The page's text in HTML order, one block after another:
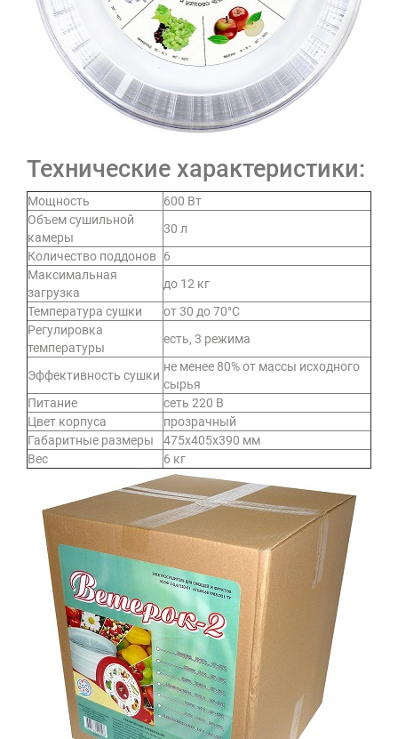
Технические характеристики:
Мощность
600 Вт
Объем сушильной
камеры
30 л
Количество поддонов 6
Максимальная
загрузка
до 12 кг
Температура сушки
от 30 до 70°C
Регулировка
температуры
есть, 3 режима
Эффективность сушки
не менее 80% от массы исходного
сырья
Питание
сеть 220 В
Цвет корпуса
прозрачный
Габаритные размеры
475х405х390 мм
Вес
6 кг